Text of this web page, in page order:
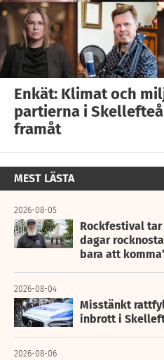
Enkät: Klimat och
partierna i
framåt
MEST LÄSTA
2026-08-05
Rockfestival
dagar
bara att
2026-08-04
Misstänkt
inbrott i
2026-08-06